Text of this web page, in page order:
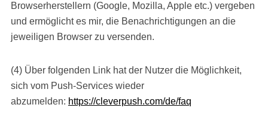
Browserherstellern (Google, Mozilla, Apple etc.) vergeben
und ermöglicht es mir, die Benachrichtigungen an die
jeweiligen Browser zu versenden.
(4) Über folgenden Link hat der Nutzer die Möglichkeit,
sich vom Push-Services wieder
abzumelden: https://cleverpush.com/de/faq